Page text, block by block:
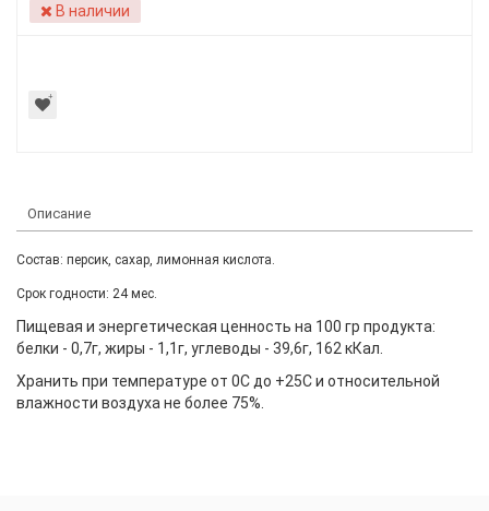
В наличии
Описание
Состав: персик, сахар, лимонная кислота.
Срок годности: 24 мес.
Пищевая и энергетическая ценность на 100 гр продукта:
белки - 0,7г, жиры - 1,1г, углеводы - 39,6г, 162 кКал.
Хранить при температуре от 0С до +25С и относительной
влажности воздуха не более 75%.